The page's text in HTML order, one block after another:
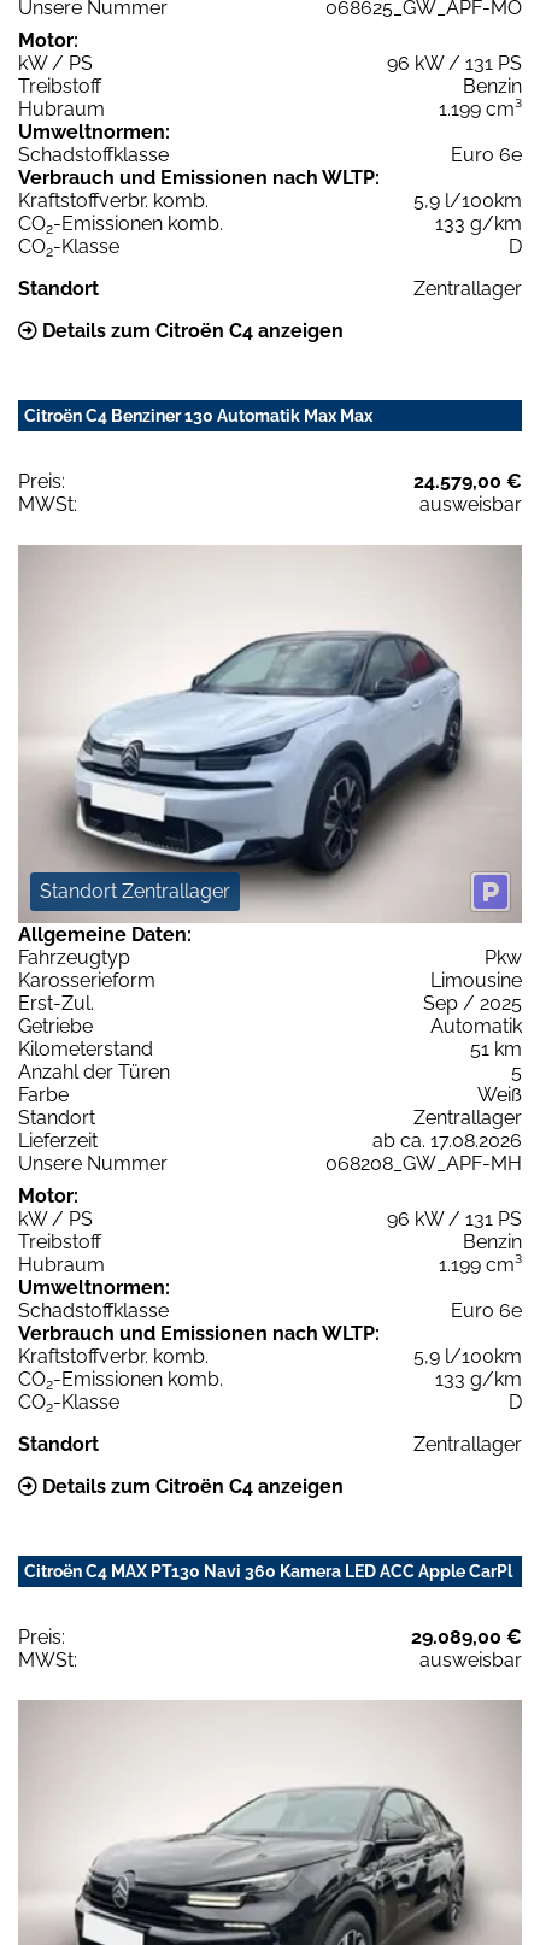
Unsere Nummer
068625_GW_APF-MO
Motor:
kW / PS
96 kW / 131 PS
Treibstoff
Benzin
Hubraum
1.199 cm³
Umweltnormen:
Schadstoffklasse
Euro 6e
Verbrauch und Emissionen nach WLTP:
Kraftstoffverbr. komb.
5,9 l/100km
CO2-Emissionen komb.
133 g/km
CO2-Klasse
D
Standort
Zentrallager
Details zum Citroën C4 anzeigen
Citroën C4 Benziner 130 Automatik Max Max
Preis:
24.579,00 €
MWSt:
ausweisbar
Standort Zentrallager
Allgemeine Daten:
Fahrzeugtyp
Pkw
Karosserieform
Limousine
Erst-Zul.
Sep / 2025
Getriebe
Automatik
Kilometerstand
51 km
Anzahl der Türen
5
Farbe
Weiß
Standort
Zentrallager
Lieferzeit
ab ca. 17.08.2026
Unsere Nummer
068208_GW_APF-MH
Motor:
kW / PS
96 kW / 131 PS
Treibstoff
Benzin
Hubraum
1.199 cm³
Umweltnormen:
Schadstoffklasse
Euro 6e
Verbrauch und Emissionen nach WLTP:
Kraftstoffverbr. komb.
5,9 l/100km
CO2-Emissionen komb.
133 g/km
CO2-Klasse
D
Standort
Zentrallager
Details zum Citroën C4 anzeigen
Citroën C4 MAX PT130 Navi 360 Kamera LED ACC Apple CarPl
Preis:
29.089,00 €
MWSt:
ausweisbar